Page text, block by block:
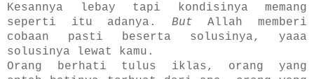
Kesannya lebay tapi kondisinya memang
seperti itu adanya. But Allah memberi
cobaan pasti beserta solusinya, yaaa
solusinya lewat kamu.
Orang berhati tulus iklas, orang yang